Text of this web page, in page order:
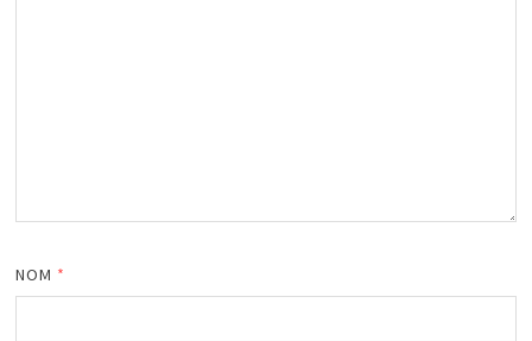
NOM *